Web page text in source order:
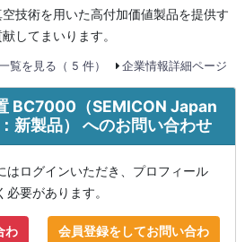
技術を用いた高付加価値製品を提供す
してまいります。
覧を見る（ 5 件） 企業情報詳細ページ
BC7000（SEMICON Japan
新製品） へのお問い合わせ
はログインいただき、プロフィール
要があります。
わ 会員登録をしてお問い合わ